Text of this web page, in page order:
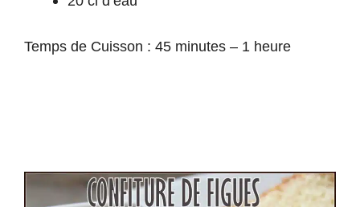
Temps de Cuisson : 45 minutes – 1 heure